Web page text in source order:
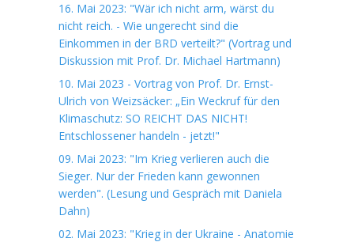
16. Mai 2023: "Wär ich nicht arm, wärst du
nicht reich. - Wie ungerecht sind die
Einkommen in der BRD verteilt?" (Vortrag und
Diskussion mit Prof. Dr. Michael Hartmann)
10. Mai 2023 - Vortrag von Prof. Dr. Ernst-
Ulrich von Weizsäcker: „Ein Weckruf für den
Klimaschutz: SO REICHT DAS NICHT!
Entschlossener handeln - jetzt!"
09. Mai 2023: "Im Krieg verlieren auch die
Sieger. Nur der Frieden kann gewonnen
werden". (Lesung und Gespräch mit Daniela
Dahn)
02. Mai 2023: "Krieg in der Ukraine - Anatomie